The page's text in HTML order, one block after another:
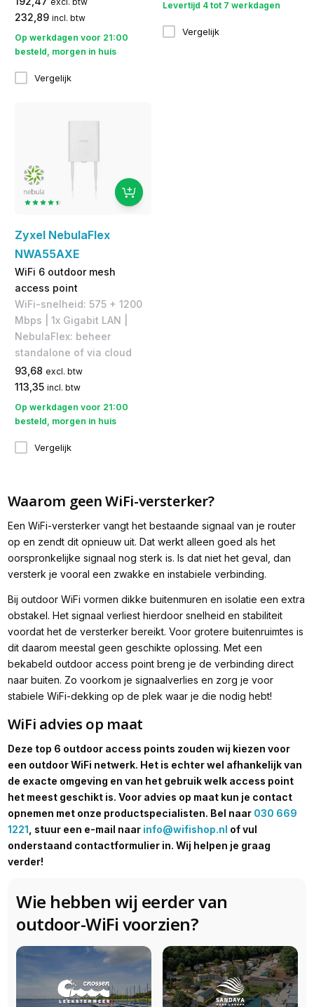
232,89 incl. btw
Op werkdagen voor 21:00
besteld, morgen in huis
Vergelijk
Levertijd 4 tot 7 werkdagen
Vergelijk
Zyxel NebulaFlex
NWA55AXE
WiFi 6 outdoor mesh
access point
WiFi-snelheid: 575 + 1200
Mbps | 1x Gigabit LAN |
NebulaFlex: beheer
standalone of via cloud
93,68 excl. btw
113,35 incl. btw
Op werkdagen voor 21:00
besteld, morgen in huis
Vergelijk
Waarom geen WiFi-versterker?
Een WiFi-versterker vangt het bestaande signaal van je router
op en zendt dit opnieuw uit. Dat werkt alleen goed als het
oorspronkelijke signaal nog sterk is. Is dat niet het geval, dan
versterk je vooral een zwakke en instabiele verbinding.
Bij outdoor WiFi vormen dikke buitenmuren en isolatie een extra
obstakel. Het signaal verliest hierdoor snelheid en stabiliteit
voordat het de versterker bereikt. Voor grotere buitenruimtes is
dit daarom meestal geen geschikte oplossing. Met een
bekabeld outdoor access point breng je de verbinding direct
naar buiten. Zo voorkom je signaalverlies en zorg je voor
stabiele WiFi-dekking op de plek waar je die nodig hebt!
WiFi advies op maat
Deze top 6 outdoor access points zouden wij kiezen voor
een outdoor WiFi netwerk. Het is echter wel afhankelijk van
de exacte omgeving en van het gebruik welk access point
het meest geschikt is. Voor advies op maat kun je contact
opnemen met onze productspecialisten. Bel naar 030 669
1221 , stuur een e-mail naar info@wifishop.nl of vul
onderstaand contactformulier in. Wij helpen je graag
verder!
Wie hebben wij eerder van
outdoor-WiFi voorzien?